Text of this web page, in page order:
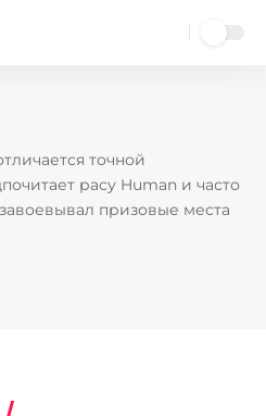
точной
расу Human и часто
призовые места